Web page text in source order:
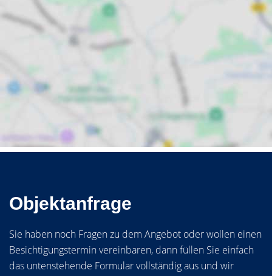
Objektanfrage
Sie haben noch Fragen zu dem Angebot oder wollen einen
Besichtigungstermin vereinbaren, dann füllen Sie einfach
das untenstehende Formular vollständig aus und wir